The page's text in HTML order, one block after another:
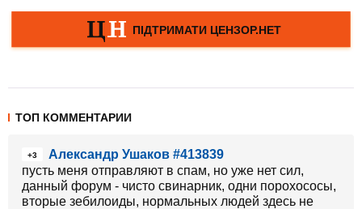
ТОП КОММЕНТАРИИ
+3
Александр Ушаков #413839
пусть меня отправляют в спам, но уже нет сил,
данный форум - чисто свинарник, одни порохососы,
вторые зебилоиды, нормальных людей здесь не